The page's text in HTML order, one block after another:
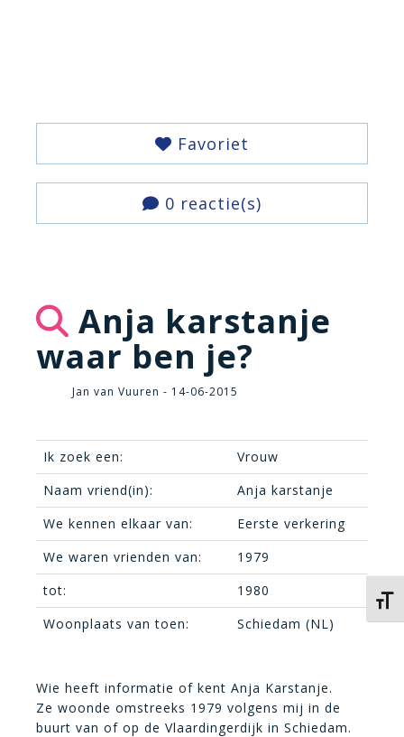
Favoriet
0 reactie(s)
Anja karstanje
waar ben je?
Jan van Vuuren - 14-06-2015
Ik zoek een:
Vrouw
Naam vriend(in):
Anja karstanje
We kennen elkaar van:
Eerste verkering
We waren vrienden van:
1979
tot:
1980
Woonplaats van toen:
Schiedam (NL)
Wie heeft informatie of kent Anja Karstanje.
Ze woonde omstreeks 1979 volgens mij in de
buurt van of op de Vlaardingerdijk in Schiedam.